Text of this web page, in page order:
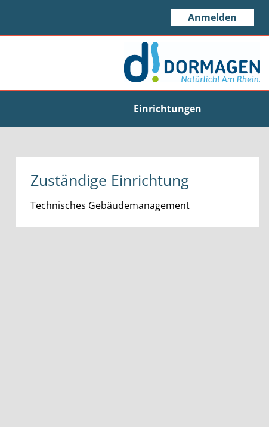
Anmelden
Einrichtungen
Zuständige Einrichtung
Technisches Gebäudemanagement